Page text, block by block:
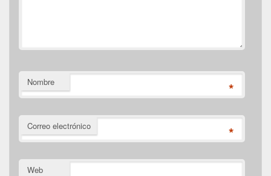
Nombre *
Correo electrónico *
Web